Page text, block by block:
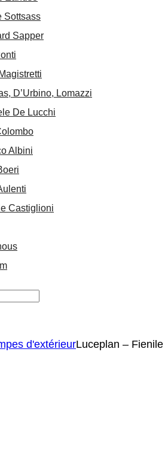
Sottsass
Sapper
D’Urbino, Lomazzi
De Lucchi
Albini
Castiglioni
d'extérieurLuceplan – Fienile